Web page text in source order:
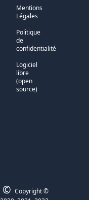
Mentions
Légales
Politique
de
confidentialité
Logiciel
libre
(open
source)
© Copyright ©